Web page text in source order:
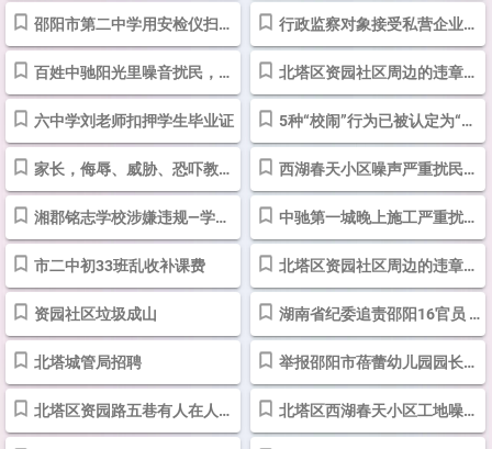
邵阳市第二中学用安检仪扫描搜查学生手机 - 问政湖南 - 红网 行政监察对象接受私营企业老板出资的旅游活动应当如何定性处理的请示...
百姓中驰阳光里噪音扰民，12345形同虚设 北塔区资园社区周边的违章建筑怎么还不拆 - 问政湖南 - 红网
六中学刘老师扣押学生毕业证 5种“校闹”行为已被认定为“违法”！_搜狐教育_搜狐网
家长，侮辱、威胁、恐吓教师，“校闹”行为已被认定为违法！_搜狐教育... 西湖春天小区噪声严重扰民无人管
湘郡铭志学校涉嫌违规—学生跳楼事件 中驰第一城晚上施工严重扰民_投诉举报_ 投诉直通车_华声在线
市二中初33班乱收补课费 北塔区资园社区周边的违章建筑怎么还不拆 - 问政湖南 - 红网
资园社区垃圾成山 湖南省纪委追责邵阳16官员 推选不合格全国人大代表_政治
北塔城管局招聘 举报邵阳市蓓蕾幼儿园园长廖礼蓉违法乱纪
北塔区资园路五巷有人在人行道上晒豆腐渣 北塔区西湖春天小区工地噪音扰民